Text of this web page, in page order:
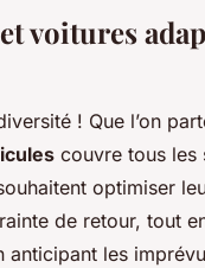
voitures
! Que l’on
couvre tous les
optimiser
de retour, tout
les